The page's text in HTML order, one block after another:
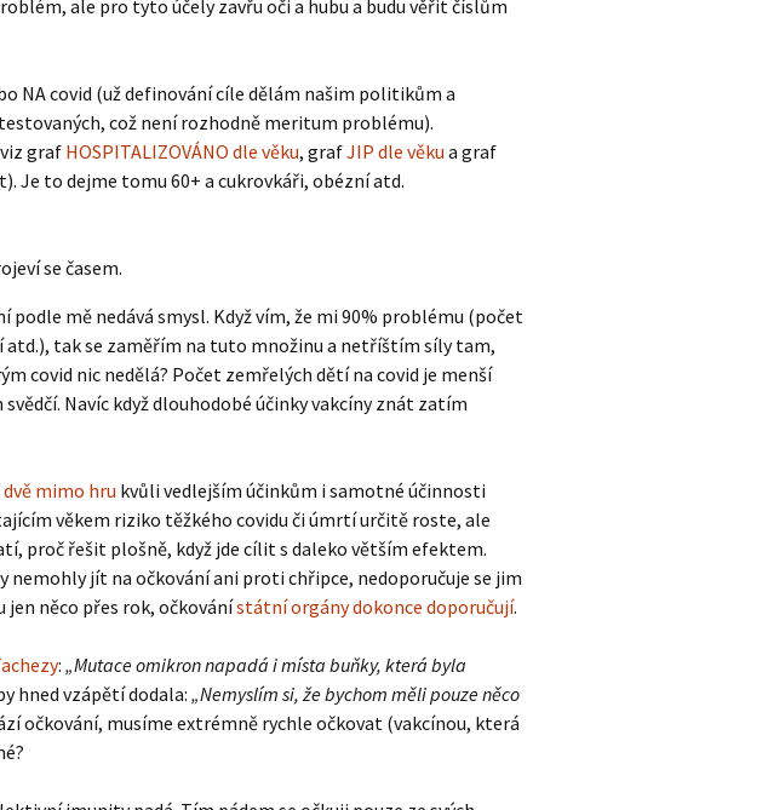
ale pro tyto účely zavřu oči a hubu a budu věřit číslům
NA covid (už definování cíle dělám našim politikům a
což není rozhodně meritum problému).
graf HOSPITALIZOVÁNO dle věku, grafJIP dle věku a graf
Je to dejme tomu 60+ a cukrovkáři, obézní atd.
se časem.
mě nedává smysl. Když vím, že mi 90% problému (počet
tak se zaměřím na tuto množinu a netříštím síly tam,
covid nic nedělá? Počet zemřelých dětí na covid je menší
svědčí. Navíc když dlouhodobé účinky vakcíny znát zatím
dvě mimo hru kvůli vedlejším účinkům i samotné účinnosti
věkem riziko těžkého covidu či úmrtí určitě roste, ale
proč řešit plošně, když jde cílit s daleko větším efektem.
jít na očkování ani proti chřipce, nedoporučuje se jim
jen něco přes rok, očkovánístátní orgány dokonce doporučují.
: „Mutace omikron napadá i místa buňky, která byla
hned vzápětí dodala: „Nemyslím si, že bychom měli pouze něco
očkování, musíme extrémně rychle očkovat (vakcínou, která